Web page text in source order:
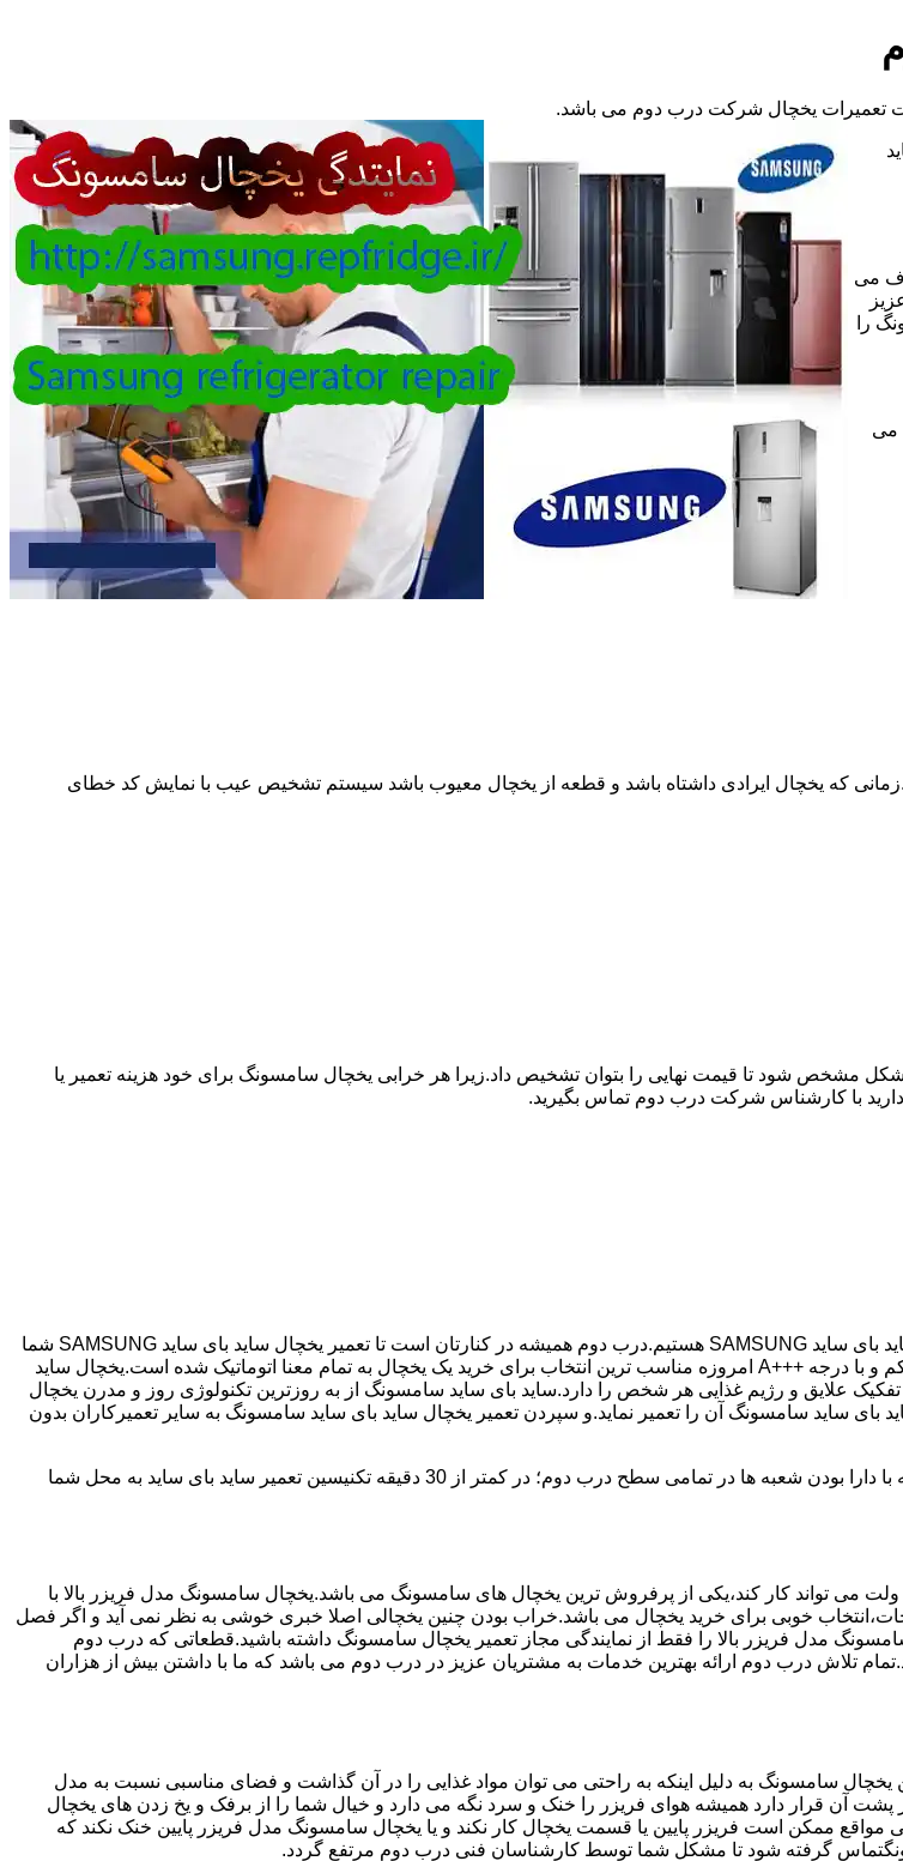
تعمیرات یخچال شرکت درب دوم می باشد.
می
را
می
که یخچال ایرادی داشتاه باشد و قطعه از یخچال معیوب باشد سیستم تشخیص عیب با نمایش کد خطای
مشخص شود تا قیمت نهایی را بتوان تشخیص داد.زیرا هر خرابی یخچال سامسونگ برای خود هزینه تعمیر یا
با کارشناس شرکت درب دوم تماس بگیرید.
اگر یخچال شما ساید بای ساید می باشد و دچار خرابی شده است ما نمایندگی مجاز تعمیر ساید بای ساید SAMSUNG هستیم.درب دوم همیشه در کنارتان است تا تعمیر یخچال ساید بای ساید SAMSUNG شما
در کمترین زمان ممکن انجام گیرد.یخچال ساید بای ساید سامسونگ با مصرف انرژی بسیار کم و با درجه +++A امروزه مناسب ترین انتخاب برای خرید یک یخچال به تمام معنا اتوماتیک شده است.یخچال ساید
علایق و رژیم غذایی هر شخص را دارد.ساید بای ساید سامسونگ از به روزترین تکنولوژی روز و مدرن یخچال
بای ساید سامسونگ آن را تعمیر نماید.و سپردن تعمیر یخچال ساید بای ساید سامسونگ به سایر تعمیرکاران بدون
درب دوم دارای سابقه 25 سال در زمینه تعمیر یخچال ساید بای ساید سامسونگ می باشد که با دارا بودن شعبه ها در تمامی سطح درب دوم؛ در کمتر از 30 دقیقه تکنیسین تعمیر ساید بای ساید به محل شما
مدل فریز بالا یخچال سامسونگ با مصرف انرژی بسیار کم که حتی با ولتاژ 100 ولت تا 290 ولت می تواند کار کند،یکی از پرفروش ترین یخچال های سامسونگ می باشد.یخچال سامسونگ مدل فریزر بالا با
میوه جات،انتخاب خوبی برای خرید یخچال می باشد.خراب بودن چنین یخچالی اصلا خبری خوشی به نظر نمی آید و اگر فصل
مدل فریزر بالا را فقط از نمایندگی مجاز تعمیر یخچال سامسونگ داشته باشید.قطعاتی که درب دوم
سامسونگ می باشد که دارای ضمانت 6 ماهه نیز می باشد.تمام تلاش درب دوم ارائه بهترین خدمات به مشتریان عزیز در درب دوم می باشد که ما با داشتن بیش از هزاران
سامسونگ به دلیل اینکه به راحتی می توان مواد غذایی را در آن گذاشت و فضای مناسبی نسبت به مدل
پشت آن قرار دارد همیشه هوای فریزر را خنک و سرد نگه می دارد و خیال شما را از برفک و یخ زدن های یخچال
ممکن است فریزر پایین یا قسمت یخچال کار نکند و یا یخچال سامسونگ مدل فریزر پایین خنک نکند که
گرفته شود تا مشکل شما توسط کارشناسان فنی درب دوم مرتفع گردد.